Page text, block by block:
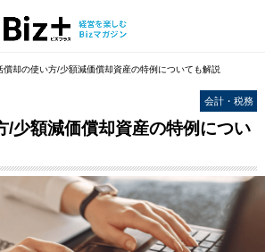
償却の使い方/少額減価償却資産の特例についても解説
会計・税務
/少額減価償却資産の特例につい